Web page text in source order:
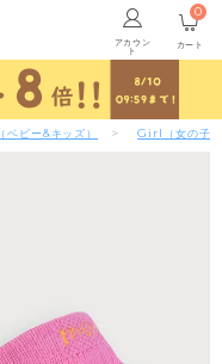
アカウン
ト カート
0
（ベビー&キッズ） Girl （女の子）